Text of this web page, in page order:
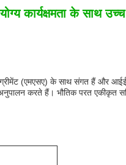
कार्यक्षमता के साथ उच्च
(एमएसए) के साथ संगत हैं और
करते हैं। भौतिक परत एकीकृत